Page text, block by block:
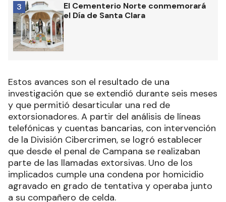
El Cementerio Norte conmemorará
el Día de Santa Clara
3
Estos avances son el resultado de una
investigación que se extendió durante seis meses
y que permitió desarticular una red de
extorsionadores. A partir del análisis de líneas
telefónicas y cuentas bancarias, con intervención
de la División Cibercrimen, se logró establecer
que desde el penal de Campana se realizaban
parte de las llamadas extorsivas. Uno de los
implicados cumple una condena por homicidio
agravado en grado de tentativa y operaba junto
a su compañero de celda.